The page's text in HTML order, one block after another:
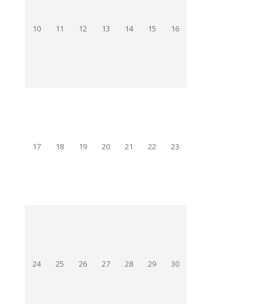
10 11 12 13 14 15 16
17 18 19 20 21 22 23
24 25 26 27 28 29 30